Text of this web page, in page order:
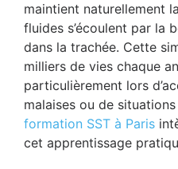
maintient naturellement
fluides s’écoulent par la
dans la trachée. Cette
milliers de vies chaque
particulièrement lors
malaises ou de situations
formation SST à Paris
cet apprentissage